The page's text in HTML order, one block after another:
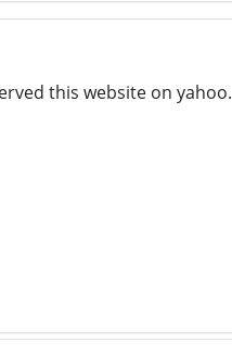
this website on yahoo.